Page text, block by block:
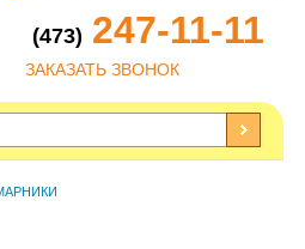
(473) 247-11-11
ЗАКАЗАТЬ ЗВОНОК